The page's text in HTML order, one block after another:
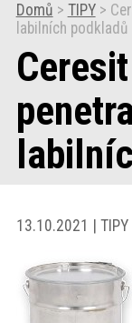
Praxe
Fotogalerie
Produkty
Prodejní
ProfiMag
Domů > TIPY>
labilních podkladů
13.10.2021 | TIPY